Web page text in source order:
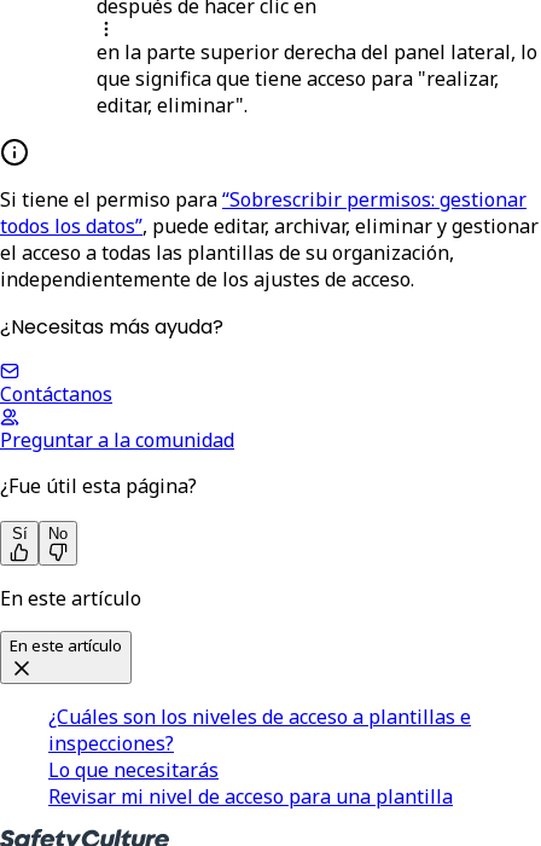
después de hacer clic en
en la parte superior derecha del panel lateral, lo
que significa que tiene acceso para "realizar,
editar, eliminar".
Si tiene el permiso para“Sobrescribir permisos: gestionar
todos los datos”, puede editar, archivar, eliminar y gestionar
el acceso a todas las plantillas de su organización,
independientemente de los ajustes de acceso.
¿Necesitas más ayuda?
Contáctanos
Preguntar a la comunidad
¿Fue útil esta página?
Sí No
En este artículo
En este artículo
¿Cuáles son los niveles de acceso a plantillas e
inspecciones?
Lo que necesitarás
Revisar mi nivel de acceso para una plantilla